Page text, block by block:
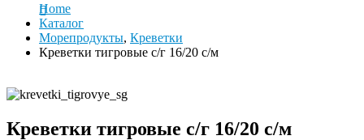
Home
Каталог
Морепродукты, Креветки
Креветки тигровые с/г 16/20 с/м
Креветки тигровые с/г 16/20 с/м